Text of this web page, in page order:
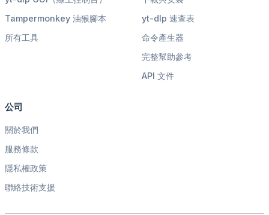
Tampermonkey 油猴腳本
所有工具
yt-dlp 速查表
命令產生器
完整幫助參考
API 文件
公司
關於我們
服務條款
隱私權政策
聯絡技術支援